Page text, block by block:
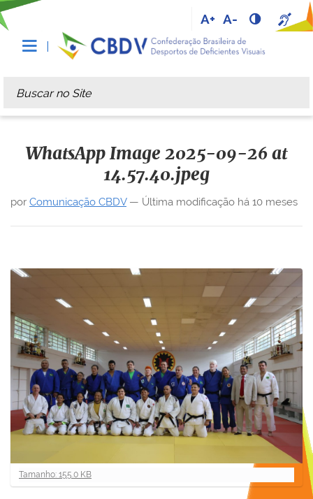
A+ A-
Busca
Busca Avançada…
WhatsApp Image 2025-09-26 at
14.57.40.jpeg
por Comunicação CBDV— Última modificação há 10 meses
C
l
Tamanho: 155.0 KB